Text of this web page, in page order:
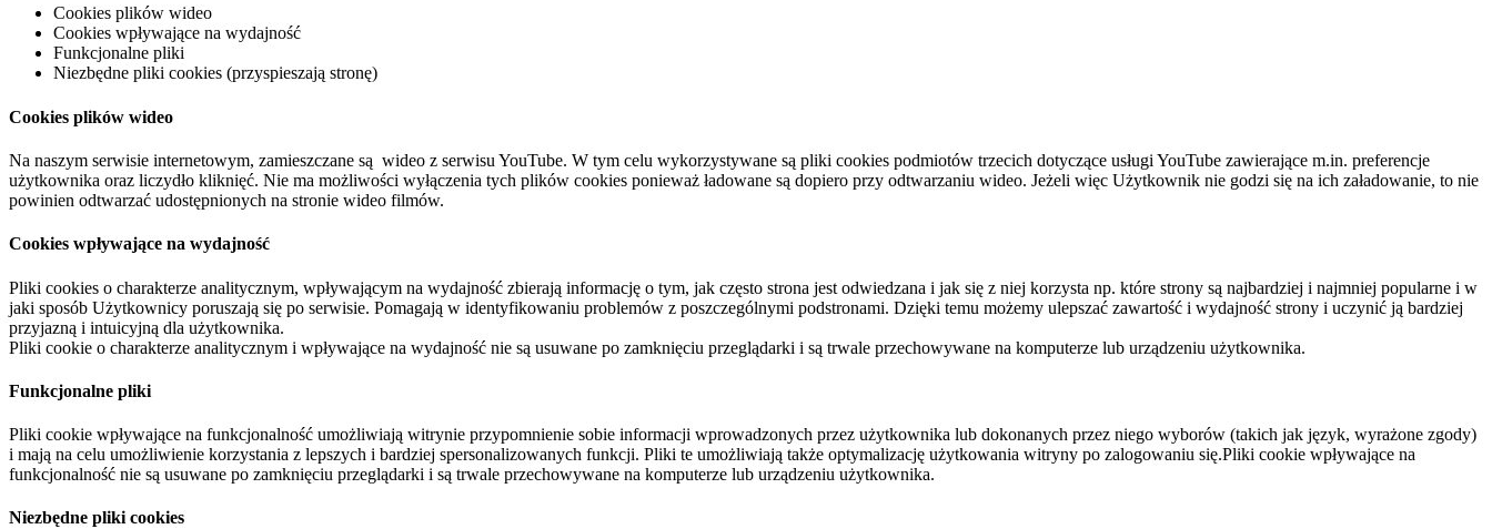
Cookies plików wideo
Cookies wpływające na wydajność
Funkcjonalne pliki
Niezbędne pliki cookies (przyspieszają stronę)
Cookies plików wideo
Na naszym serwisie internetowym, zamieszczane są wideo z serwisu YouTube. W tym celu wykorzystywane są pliki cookies podmiotów trzecich dotyczące usługi YouTube zawierające m.in. preferencje
użytkownika oraz liczydło kliknięć. Nie ma możliwości wyłączenia tych plików cookies ponieważ ładowane są dopiero przy odtwarzaniu wideo. Jeżeli więc Użytkownik nie godzi się na ich załadowanie, to nie
powinien odtwarzać udostępnionych na stronie wideo filmów.
Cookies wpływające na wydajność
Pliki cookies o charakterze analitycznym, wpływającym na wydajność zbierają informację o tym, jak często strona jest odwiedzana i jak się z niej korzysta np. które strony są najbardziej i najmniej popularne i w
jaki sposób Użytkownicy poruszają się po serwisie. Pomagają w identyfikowaniu problemów z poszczególnymi podstronami. Dzięki temu możemy ulepszać zawartość i wydajność strony i uczynić ją bardziej
przyjazną i intuicyjną dla użytkownika.
Pliki cookie o charakterze analitycznym i wpływające na wydajność nie są usuwane po zamknięciu przeglądarki i są trwale przechowywane na komputerze lub urządzeniu użytkownika.
Funkcjonalne pliki
Pliki cookie wpływające na funkcjonalność umożliwiają witrynie przypomnienie sobie informacji wprowadzonych przez użytkownika lub dokonanych przez niego wyborów (takich jak język, wyrażone zgody)
i mają na celu umożliwienie korzystania z lepszych i bardziej spersonalizowanych funkcji. Pliki te umożliwiają także optymalizację użytkowania witryny po zalogowaniu się.Pliki cookie wpływające na
funkcjonalność nie są usuwane po zamknięciu przeglądarki i są trwale przechowywane na komputerze lub urządzeniu użytkownika.
Niezbędne pliki cookies